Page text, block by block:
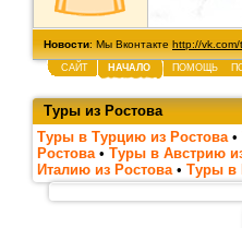
Новости: Мы Вконтакте http://
САЙТ НАЧАЛО ПОМОЩЬ
Туры из Ростова
Туры в Турцию из Ростова •
Ростова • Туры в Австрию
Италию из Ростова • Туры в